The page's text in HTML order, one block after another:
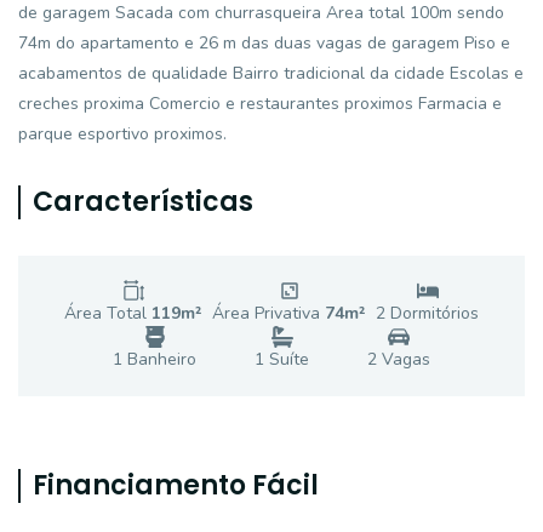
de garagem Sacada com churrasqueira Area total 100m sendo
74m do apartamento e 26 m das duas vagas de garagem Piso e
acabamentos de qualidade Bairro tradicional da cidade Escolas e
creches proxima Comercio e restaurantes proximos Farmacia e
parque esportivo proximos.
Características
Área Total 119m² Área Privativa 74m² 2 Dormitórios
1 Banheiro 1 Suíte 2 Vagas
Financiamento Fácil